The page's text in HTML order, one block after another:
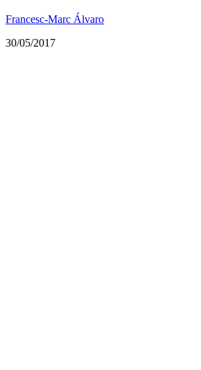
Francesc-Marc Álvaro
30/05/2017